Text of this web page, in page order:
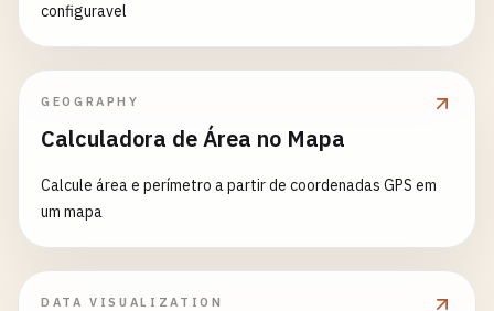
configuravel
GEOGRAPHY
Calculadora de Área no Mapa
Calcule área e perímetro a partir de coordenadas GPS em
um mapa
DATA VISUALIZATION